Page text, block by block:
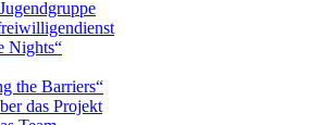
Nights“
the Barriers“
das Projekt